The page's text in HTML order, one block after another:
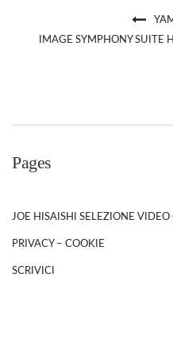
IMAGE SYMPHONY SUITE
Pages
JOE HISAISHI SELEZIONE VIDEO
PRIVACY – COOKIE
SCRIVICI